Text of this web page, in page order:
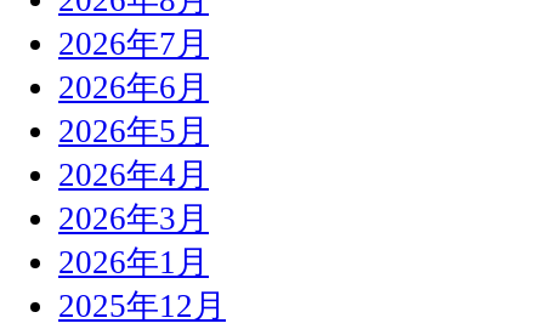
2026年7月
2026年6月
2026年5月
2026年4月
2026年3月
2026年1月
2025年12月